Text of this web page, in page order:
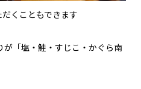
くこともできます
「塩・鮭・すじこ・かぐら南